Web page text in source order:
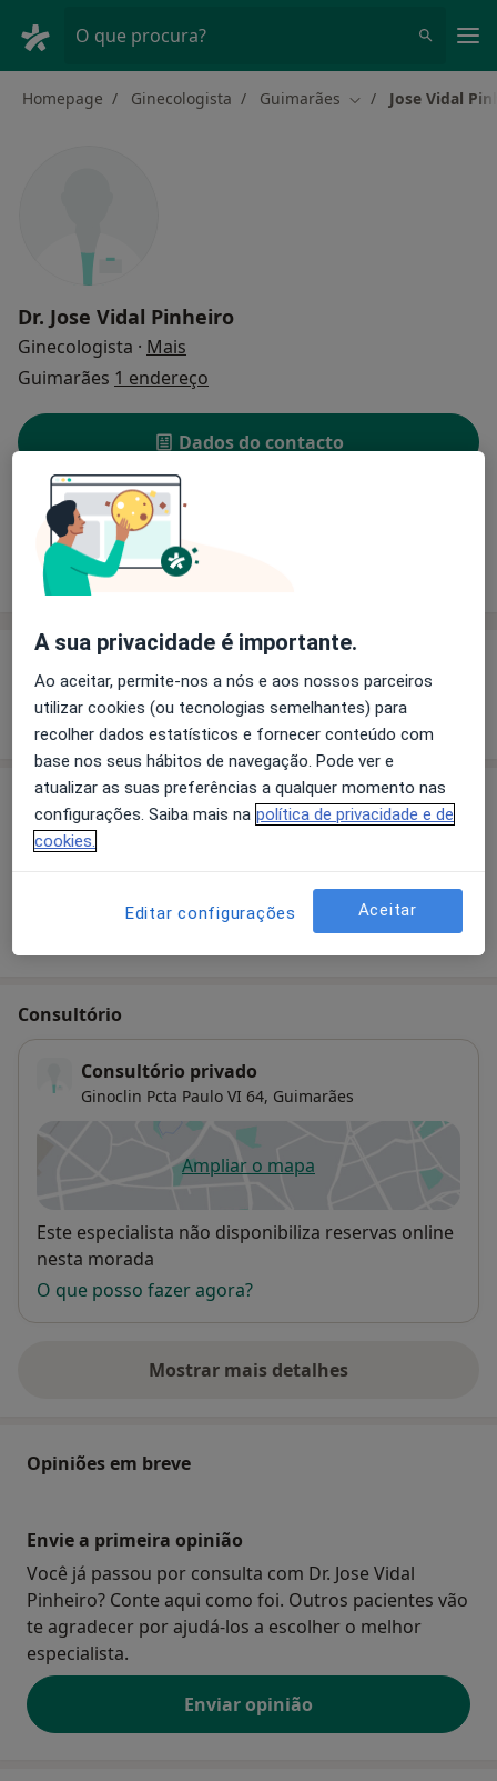
O que procura?
Homepage Ginecologista Guimarães Mudar de cidade
Jose Vidal
Dr. Jose Vidal Pinheiro
Ginecologista · Mais
Guimarães 1 endereço
Dados do contacto
Solicite um atendimento
Experiência Preços
Experiência
Mostrar mais detalhes
sobre a experiência
Preços
Sem informação sobre serviços e preços
informação sobre serviços
Consultório
Consultório privado
Ginoclin Pcta Paulo VI 64, Guimarães
Ampliar o mapaabre num novo separador
Disponibilidade
Este especialista não disponibiliza reservas online
nesta morada
O que posso fazer agora?
Mostrar mais detalhes
sobre o endereço
Opiniões em breve
Envie a primeira opinião
Você já passou por consulta com Dr. Jose Vidal
Pinheiro? Conte aqui como foi. Outros pacientes vão
te agradecer por ajudá-los a escolher o melhor
especialista.
Enviar opinião
A sua privacidade é importante.
Ao aceitar, permite-nos a nós e aos nossos parceiros
utilizar cookies (ou tecnologias semelhantes) para
recolher dados estatísticos e fornecer conteúdo com
base nos seus hábitos de navegação. Pode ver e
atualizar as suas preferências a qualquer momento nas
configurações. Saiba mais na política de privacidade e de
cookies.
Editar configurações Aceitar